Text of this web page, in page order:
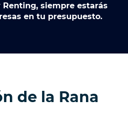
Renting, siempre estarás
en tu presupuesto.
de la Rana